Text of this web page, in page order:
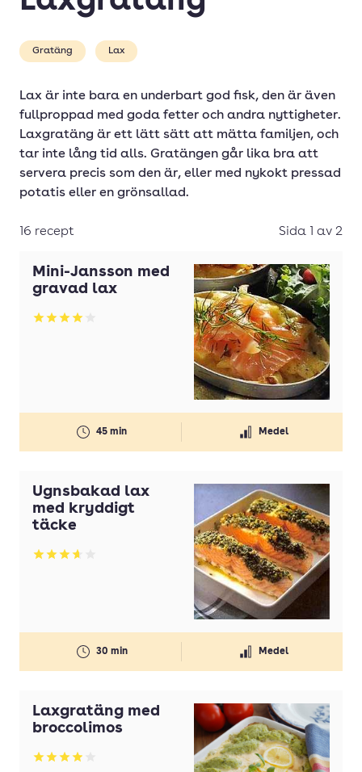
Kycklinggratäng
Köttfärsgratäng
Rotfruktsgratäng
Tacogratäng
Tortellinigratäng
Gratäng Lax
Lax är inte bara en underbart god fisk, den är även
fullproppad med goda fetter och andra nyttigheter.
Laxgratäng är ett lätt sätt att mätta familjen, och
tar inte lång tid alls. Gratängen går lika bra att
servera precis som den är, eller med nykokt pressad
potatis eller en grönsallad.
16 recept Sida 1 av 2
Mini-Jansson med
gravad lax
Betyg: 4.05 av 5
45 min Medel
Ugnsbakad lax
med kryddigt
täcke
Betyg: 3.66 av 5
30 min Medel
Laxgratäng med
broccolimos
Betyg: 3.92 av 5